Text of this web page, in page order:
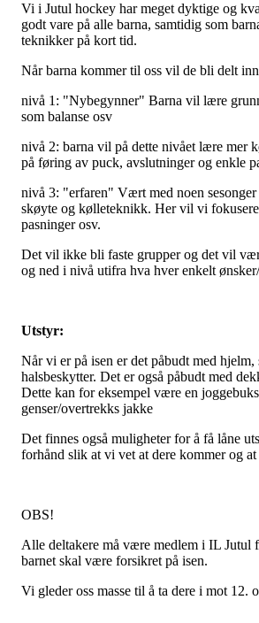
Vi i Jutul hockey har meget dyktige og
godt vare på alle barna, samtidig som
teknikker på kort tid.
Når barna kommer til oss vil de bli delt
nivå 1: "Nybegynner" Barna vil lære
som balanse osv
nivå 2: barna vil på dette nivået lære mer
på føring av puck, avslutninger og enkle
nivå 3: "erfaren" Vært med noen sesonger
skøyte og kølleteknikk. Her vil vi
pasninger osv.
Det vil ikke bli faste grupper og det vil
og ned i nivå utifra hva hver enkelt
Utstyr:
Når vi er på isen er det påbudt med hjelm,
halsbeskytter. Det er også påbudt med
Dette kan for eksempel være en
genser/overtrekks jakke
Det finnes også muligheter for å få låne
forhånd slik at vi vet at dere kommer og
OBS!
Alle deltakere må være medlem i IL Jutul
barnet skal være forsikret på isen.
Vi gleder oss masse til å ta dere i mot 12.